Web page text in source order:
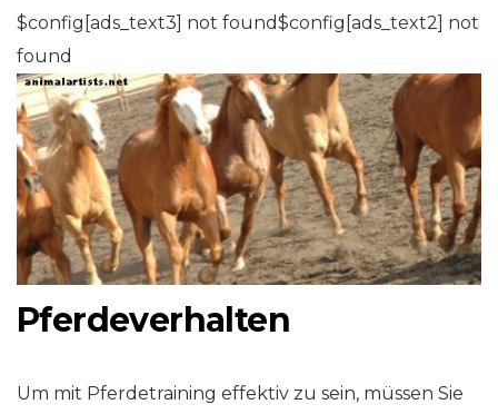
$config[ads_text3] not found$config[ads_text2] not
found
Pferdeverhalten
Um mit Pferdetraining effektiv zu sein, müssen Sie